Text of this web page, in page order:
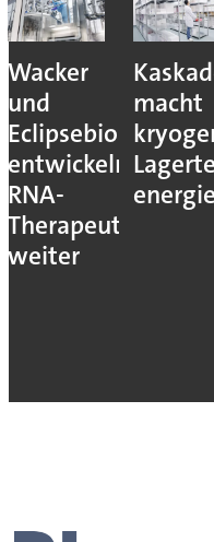
Wacker
und
Eclipsebio
entwickeln
RNA-
Therapeutika
weiter
macht